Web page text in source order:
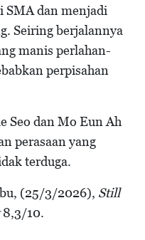
SMA dan menjadi
Seiring berjalannya
manis perlahan-
perpisahan
Seo dan Mo Eun Ah
perasaan yang
terduga.
(25/3/2026), Still
8,3/10.